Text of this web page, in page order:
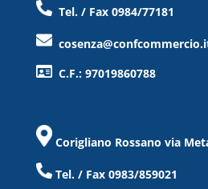
Tel. / Fax 0984/77181
C.F.: 97019860788
Corigliano Rossano via
Tel. / Fax 0983/859021